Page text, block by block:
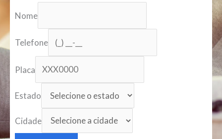
Nome
Telefone
Placa
Estado
Cidade